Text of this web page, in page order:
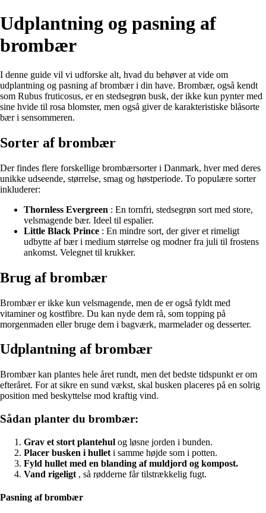
Udplantning og pasning af
brombær
I denne guide vil vi udforske alt, hvad du behøver at vide om
udplantning og pasning af brombær i din have. Brombær, også kendt
som Rubus fruticosus, er en stedsegrøn busk, der ikke kun pynter med
sine hvide til rosa blomster, men også giver de karakteristiske blåsorte
bær i sensommeren.
Sorter af brombær
Der findes flere forskellige brombærsorter i Danmark, hver med deres
unikke udseende, størrelse, smag og høstperiode. To populære sorter
inkluderer:
Thornless Evergreen : En tornfri, stedsegrøn sort med store,
velsmagende bær. Ideel til espalier.
Little Black Prince : En mindre sort, der giver et rimeligt
udbytte af bær i medium størrelse og modner fra juli til frostens
ankomst. Velegnet til krukker.
Brug af brombær
Brombær er ikke kun velsmagende, men de er også fyldt med
vitaminer og kostfibre. Du kan nyde dem rå, som topping på
morgenmaden eller bruge dem i bagværk, marmelader og desserter.
Udplantning af brombær
Brombær kan plantes hele året rundt, men det bedste tidspunkt er om
efteråret. For at sikre en sund vækst, skal busken placeres på en solrig
position med beskyttelse mod kraftig vind.
Sådan planter du brombær:
Grav et stort plantehul og løsne jorden i bunden.
Placer busken i hullet i samme højde som i potten.
Fyld hullet med en blanding af muldjord og kompost.
Vand rigeligt , så rødderne får tilstrækkelig fugt.
Pasning af brombær